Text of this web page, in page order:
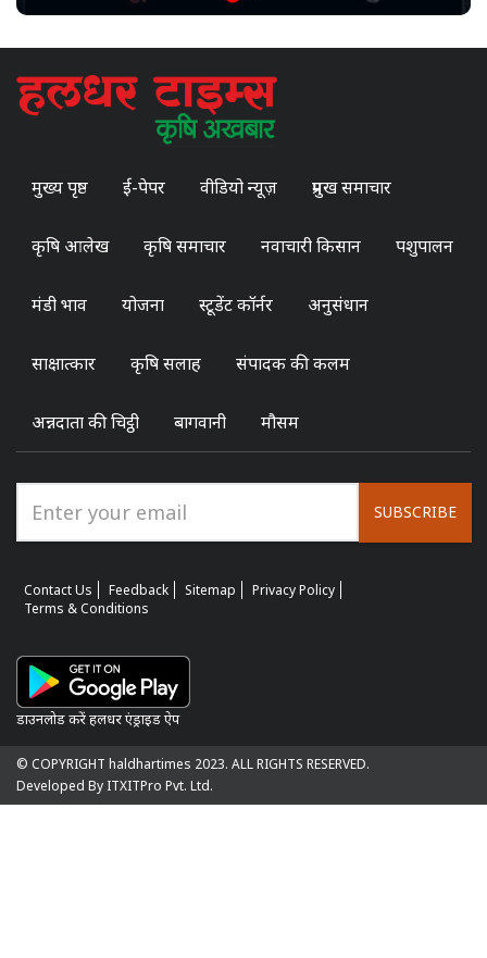
मुख्य पृष्ठ ई-पेपर वीडियो न्यूज़ प्रमुख समाचार
कृषि आलेख कृषि समाचार नवाचारी किसान पशुपालन
मंडी भाव योजना स्टूडेंट कॉर्नर अनुसंधान
साक्षात्कार कृषि सलाह संपादक की कलम
अन्नदाता की चिट्ठी बागवानी मौसम
SUBSCRIBE
Contact Us Feedback Sitemap
Privacy Policy
Terms & Conditions
डाउनलोड करें हलधर एंड्राइड ऐप
© COPYRIGHT haldhartimes 2023. ALL RIGHTS RESERVED.
Developed By ITXITPro Pvt. Ltd.